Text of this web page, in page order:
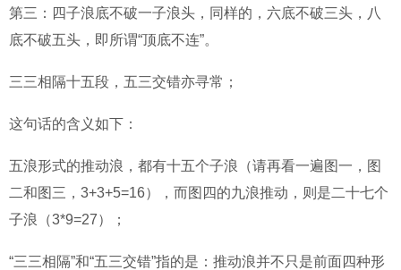
第三：四子浪底不破一子浪头，同样的，六底不破三头，八
底不破五头，即所谓“顶底不连”。
三三相隔十五段，五三交错亦寻常；
这句话的含义如下：
五浪形式的推动浪，都有十五个子浪（请再看一遍图一，图
二和图三，3+3+5=16），而图四的九浪推动，则是二十七个
子浪（3*9=27）；
“三三相隔”和“五三交错”指的是：推动浪并不只是前面四种形